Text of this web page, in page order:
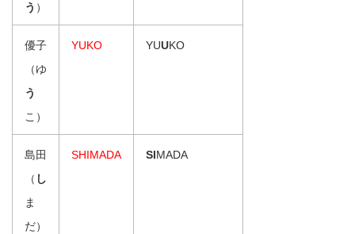
う ）
優子
（ゆ
う
こ）
YUKO YUUKO
島田
（ し
ま
だ）
SHIMADA SIMADA